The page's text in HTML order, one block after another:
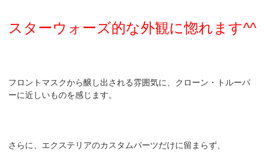
スターウォーズ的な外観に惚れます^^
フロントマスクから醸し出される雰囲気に、クローン・トルーパ
ーに近しいものを感じます。
さらに、エクステリアのカスタムパーツだけに留まらず、